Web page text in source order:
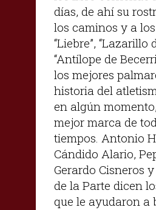
días, de ahí su
los caminos y a
“Liebre”, “Lazarillo
“Antílope de
los mejores
historia del
en algún
mejor marca de
tiempos. Antonio
Cándido Alario,
Gerardo Cisneros
de la Parte dicen
que le ayudaron a